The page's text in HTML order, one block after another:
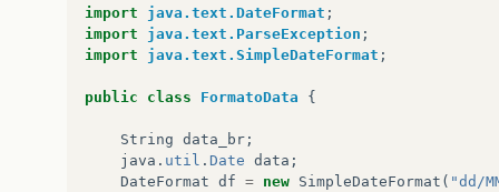
import java.text.DateFormat ;
import
java.text.ParseException ;
import
java.text.SimpleDateFormat ;
public class FormatoData {
String data_br ;
java . util . Date data ;
DateFormat df = new SimpleDateFormat ( "dd/